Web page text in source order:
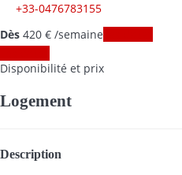
+33-0476783155
Dès 420 € /semaine
Disponibilité et prix
Logement
Description